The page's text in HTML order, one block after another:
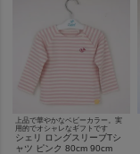
上品で華やかなベビーカラー。実
用的でオシャレなギフトです
シェリ ロングスリーブTシ
ャツ ピンク 80cm 90cm